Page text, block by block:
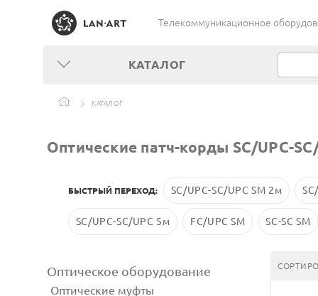
Телекоммуникационное
КАТАЛОГ
КАТАЛОГ
Оптические патч-корды SC/UPC-
БЫСТРЫЙ ПЕРЕХОД: SC/UPC-SC/UPC SM 2м
SC/UPC-SC/UPC 5м FC/UPC SM SC-SC SM
Оптическое оборудование
Оптические муфты